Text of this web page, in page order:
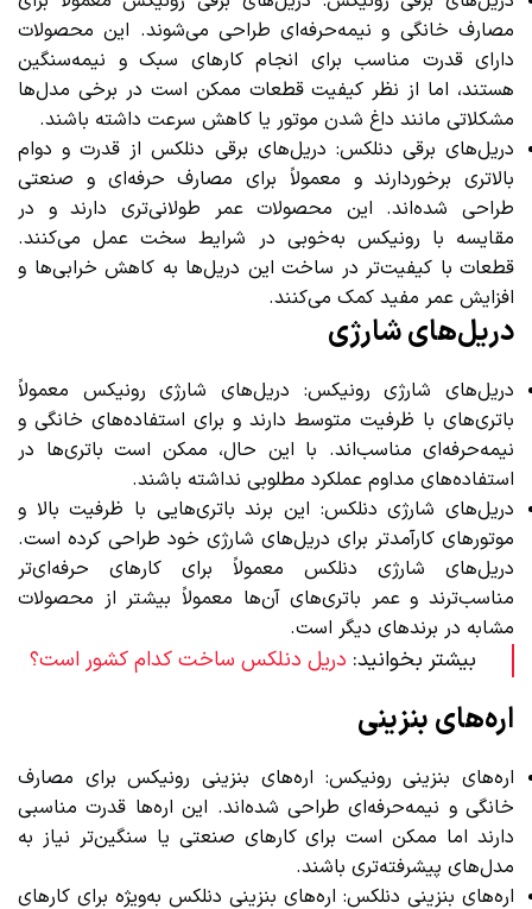
مصارف خانگی و نیمه‌حرفه‌ای طراحی می‌شوند. این محصولات
دارای قدرت مناسب برای انجام کارهای سبک و نیمه‌سنگین
هستند، اما از نظر کیفیت قطعات ممکن است در برخی مدل‌ها
مشکلاتی مانند داغ شدن موتور یا کاهش سرعت داشته باشند.
دریل‌های برقی دنلکس: دریل‌های برقی دنلکس از قدرت و دوام
بالاتری برخوردارند و معمولاً برای مصارف حرفه‌ای و صنعتی
طراحی شده‌اند. این محصولات عمر طولانی‌تری دارند و در
مقایسه با رونیکس به‌خوبی در شرایط سخت عمل می‌کنند.
قطعات با کیفیت‌تر در ساخت این دریل‌ها به کاهش خرابی‌ها و
افزایش عمر مفید کمک می‌کنند.
دریل‌های شارژی
دریل‌های شارژی رونیکس: دریل‌های شارژی رونیکس معمولاً
باتری‌های با ظرفیت متوسط دارند و برای استفاده‌های خانگی و
نیمه‌حرفه‌ای مناسب‌اند. با این حال، ممکن است باتری‌ها در
استفاده‌های مداوم عملکرد مطلوبی نداشته باشند.
دریل‌های شارژی دنلکس: این برند باتری‌هایی با ظرفیت بالا و
موتورهای کارآمدتر برای دریل‌های شارژی خود طراحی کرده است.
دریل‌های شارژی دنلکس معمولاً برای کارهای حرفه‌ای‌تر
مناسب‌ترند و عمر باتری‌های آن‌ها معمولاً بیشتر از محصولات
مشابه در برندهای دیگر است.
بیشتر بخوانید: دریل دنلکس ساخت کدام کشور است؟
اره‌های بنزینی
اره‌های بنزینی رونیکس: اره‌های بنزینی رونیکس برای مصارف
خانگی و نیمه‌حرفه‌ای طراحی شده‌اند. این اره‌ها قدرت مناسبی
دارند اما ممکن است برای کارهای صنعتی یا سنگین‌تر نیاز به
مدل‌های پیشرفته‌تری باشند.
اره‌های بنزینی دنلکس: اره‌های بنزینی دنلکس به‌ویژه برای کارهای